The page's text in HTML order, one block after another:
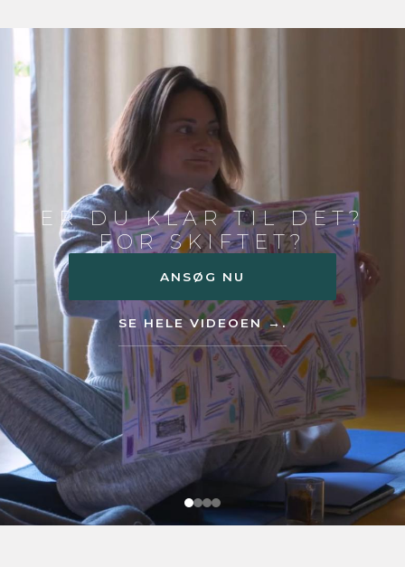
ER DU KLAR TIL DET?
FOR SKIFTET?
ANSØG NU
SE HELE VIDEOEN →.